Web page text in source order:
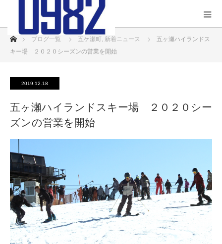
ホームブログ一覧 五ケ瀬町, 新着ニュース
五ヶ瀬ハイランドス
キー場 ２０２０シーズンの営業を開始
2019.12.18
五ヶ瀬ハイランドスキー場 ２０２０シー
ズンの営業を開始